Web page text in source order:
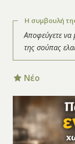
Η συμβουλή
Αποφεύγετε να
της σούπας
Νέο